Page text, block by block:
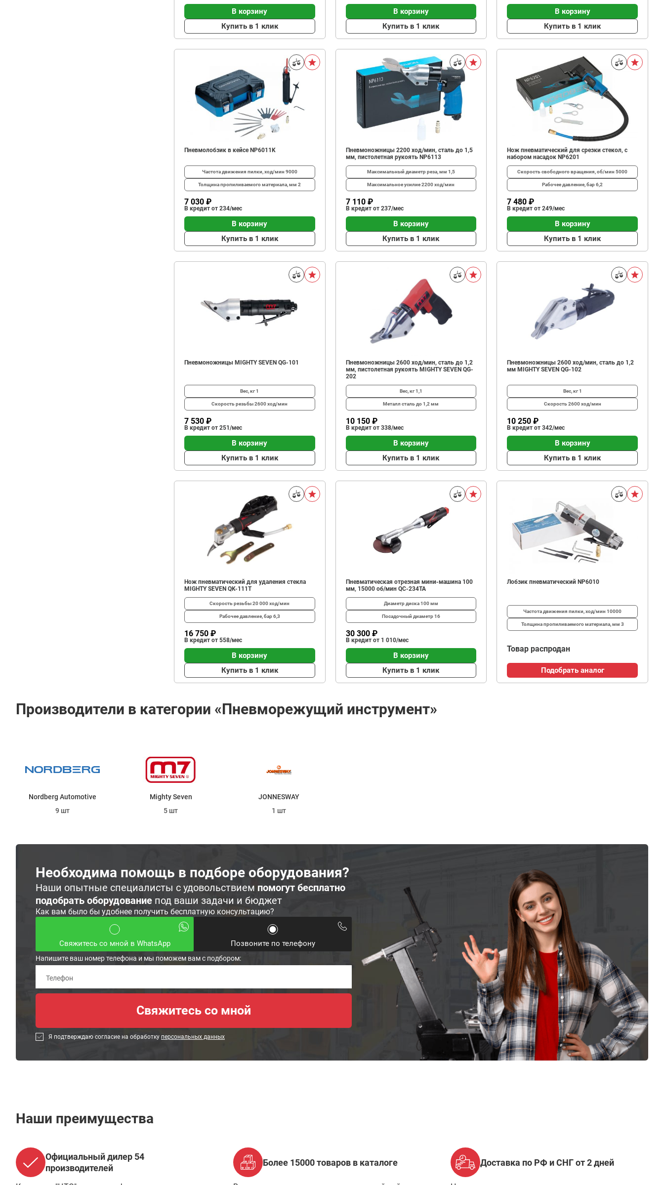
В корзину
Купить в 1 клик
В корзину
Купить в 1 клик
В корзину
Купить в 1 клик
Пневмолобзик в кейсе NP6011K
Частота движения пилки, ход/мин 9000
Толщина пропиливаемого материала, мм2
7 030 ₽
В кредит от 234/мес
В корзину
Купить в 1 клик
Пневмоножницы 2200 ход/мин, сталь до 1,5
мм, пистолетная рукоять NP6113
Максимальный диаметр реза, мм 1,5
Максимальное усилие2200 ход/мин
7 110 ₽
В кредит от 237/мес
В корзину
Купить в 1 клик
Нож пневматический для срезки стекол, с
набором насадок NP6201
Скорость свободного вращения, об/мин5000
Рабочее давление, бар6,2
7 480 ₽
В кредит от 249/мес
В корзину
Купить в 1 клик
Пневмоножницы MIGHTY SEVEN QG-101
Вес, кг1
Скорость резьбы2600 ход/мин
7 530 ₽
В кредит от 251/мес
В корзину
Купить в 1 клик
Пневмоножницы 2600 ход/мин, сталь до 1,2
мм, пистолетная рукоять MIGHTY SEVEN QG-
202
Вес, кг1,1
Металлсталь до 1,2 мм
10 150 ₽
В кредит от 338/мес
В корзину
Купить в 1 клик
Пневмоножницы 2600 ход/мин, сталь до 1,2
мм MIGHTY SEVEN QG-102
Вес, кг1
Скорость2600 ход/мин
10 250 ₽
В кредит от 342/мес
В корзину
Купить в 1 клик
Нож пневматический для удаления стекла
MIGHTY SEVEN QK-111T
Скорость резьбы20 000 ход/мин
Рабочее давление, бар6,3
16 750 ₽
В кредит от 558/мес
В корзину
Купить в 1 клик
Пневматическая отрезная мини-машина 100
мм, 15000 об/мин QC-234TA
Диаметр диска100 мм
Посадочный диаметр16
30 300 ₽
В кредит от 1 010/мес
В корзину
Купить в 1 клик
Лобзик пневматический NP6010
Частота движения пилки, ход/мин10000
Толщина пропиливаемого материала, мм 3
Товар распродан
Подобрать аналог
Производители в категории «Пневморежущий инструмент»
Nordberg Automotive
9 шт
Mighty Seven
5 шт
JONNESWAY
1 шт
Необходима помощь в подборе оборудования?
Наши опытные специалисты с удовольствием помогут бесплатно
подобрать оборудование под ваши задачи и бюджет
Как вам было бы удобнее получить бесплатную консультацию?
Свяжитесь со мной в WhatsApp Позвоните по телефону
Напишите ваш номер телефона и мы поможем вам с подбором:
Я подтверждаю согласие на обработку персональных данных
Наши преимущества
Официальный дилер 54
производителей
Более 15000 товаров в каталоге Доставка по РФ и СНГ от 2 дней